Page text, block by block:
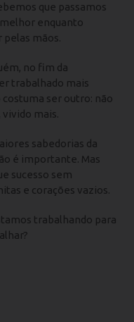
que passamos
enquanto
pelas mãos.
no fim da
trabalhado mais
ser outro: não
mais.
sabedorias da
é importante. Mas
sucesso sem
e corações vazios.
trabalhando para